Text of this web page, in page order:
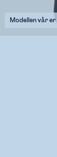
Modellen vår